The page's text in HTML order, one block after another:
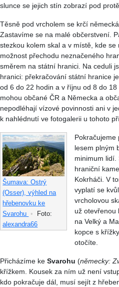
slunce se jejich stín zobrazí pod
Těsně pod vrcholem se krčí
Zastavíme se na malé občerstvení.
stezkou kolem skal a v místě, kde
možnost přechodu neznačeného
směrem na státní hranici. Na ceduli
hranici: překračování státní hranice
od 6 do 22 hodin a v říjnu od 8 do
mohou občané ČR a Německa a
nepodléhají vízové povinnosti ani v
k nahlédnutí ve fotogalerii u tohoto
Šumava: Ostrý
(Osser), výhled na
hřebenovku ke
Svarohu •
Foto:
alexandra66
Pokračujeme
lesem plným
minimum lidí.
hraniční
Kokrháči. V
vyplatí se
vrcholovou
už otevřenou
na Velký a
kopce s
otočíte.
Přicházíme ke Svarohu (německy:
křížkem. Kousek za ním už není
kdo pokračuje dál, musí sejít z